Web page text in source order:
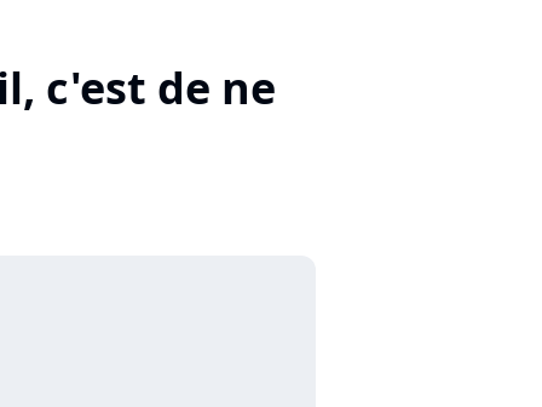
c'est de ne